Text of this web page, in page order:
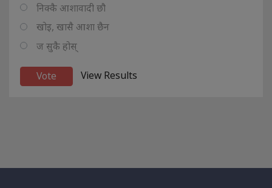
निक्कै आशावादी छौ
खोइ, खासै आशा छैन
ज सुकै होस्
View Results